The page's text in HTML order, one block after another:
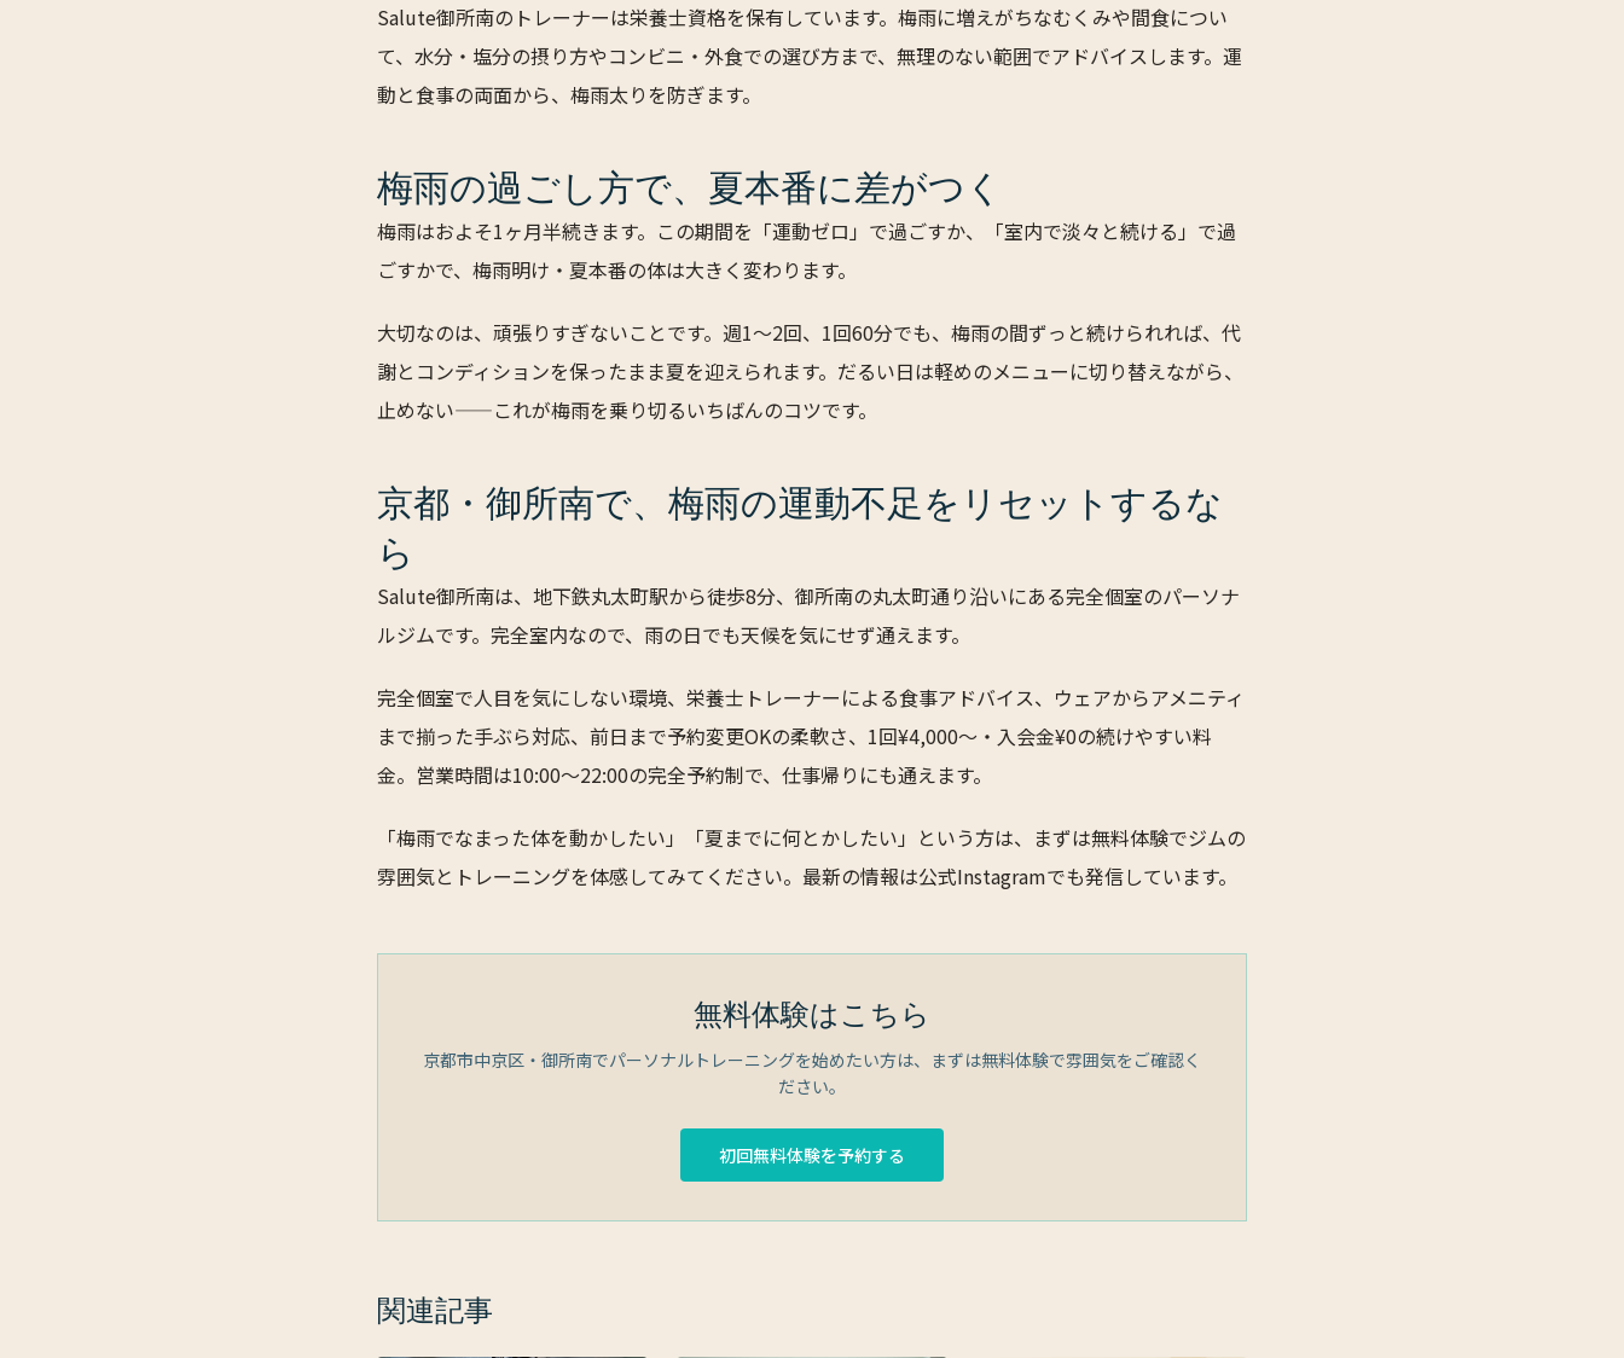
Salute御所南のトレーナーは栄養士資格を保有しています。梅雨に増えがちなむくみや間食につい
て、水分・塩分の摂り方やコンビニ・外食での選び方まで、無理のない範囲でアドバイスします。運
動と食事の両面から、梅雨太りを防ぎます。
梅雨の過ごし方で、夏本番に差がつく
梅雨はおよそ1ヶ月半続きます。この期間を「運動ゼロ」で過ごすか、「室内で淡々と続ける」で過
ごすかで、梅雨明け・夏本番の体は大きく変わります。
大切なのは、頑張りすぎないことです。週1〜2回、1回60分でも、梅雨の間ずっと続けられれば、代
謝とコンディションを保ったまま夏を迎えられます。だるい日は軽めのメニューに切り替えながら、
止めない——これが梅雨を乗り切るいちばんのコツです。
京都・御所南で、梅雨の運動不足をリセットするな
ら
Salute御所南は、地下鉄丸太町駅から徒歩8分、御所南の丸太町通り沿いにある完全個室のパーソナ
ルジムです。完全室内なので、雨の日でも天候を気にせず通えます。
完全個室で人目を気にしない環境、栄養士トレーナーによる食事アドバイス、ウェアからアメニティ
まで揃った手ぶら対応、前日まで予約変更OKの柔軟さ、1回¥4,000〜・入会金¥0の続けやすい料
金。営業時間は10:00〜22:00の完全予約制で、仕事帰りにも通えます。
「梅雨でなまった体を動かしたい」「夏までに何とかしたい」という方は、まずは無料体験でジムの
雰囲気とトレーニングを体感してみてください。最新の情報は公式Instagramでも発信しています。
無料体験はこちら
京都市中京区・御所南でパーソナルトレーニングを始めたい方は、まずは無料体験で雰囲気をご確認く
ださい。
初回無料体験を予約する
関連記事